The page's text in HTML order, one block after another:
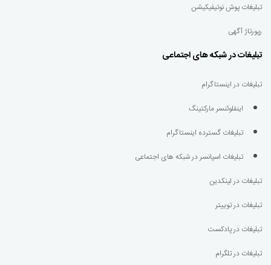
تبلیغات پوش نوتیفیکیشن
رپورتاژ آگهی
تبلیغات در شبکه های اجتماعی
تبلیغات در اینستاگرام
اینفلوئنسر مارکتینگ
تبلیغات گسترده اینستاگرام
تبلیغات اسپانسر در شبکه های اجتماعی
تبلیغات در لینکدین
تبلیغات در توییتر
تبلیغات در پادکست
تبلیغات در تلگرام